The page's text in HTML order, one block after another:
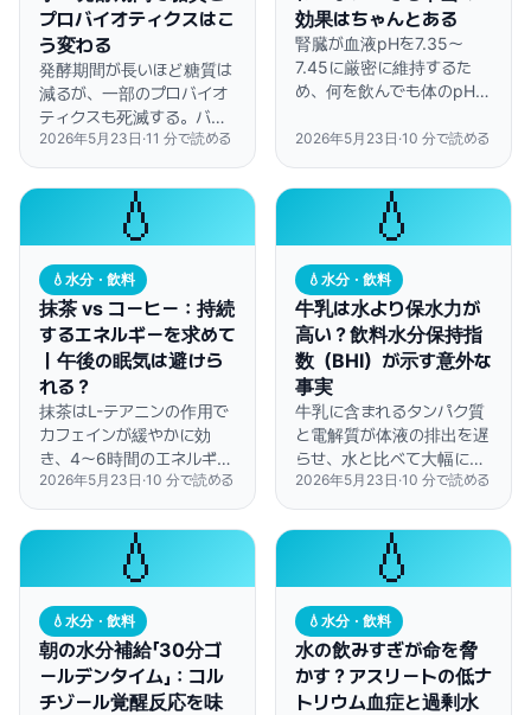
プロバイオティクスはこ
う変わる
発酵期間が長いほど糖質は
減るが、一部のプロバイオ
ティクスも死滅する。バラ
ンスの取れた効果を得るな
ら10〜14日がベスト。
2026年5月23日 ·11 分で読める
効果はちゃんとある
腎臓が血液pHを7.35〜
7.45に厳密に維持するた
め、何を飲んでも体のpHは
ン水には、ビタミンC吸収
結石予防など、科学的に裏
付けられた効果がありま
2026年5月23日 ·10 分で読める
💧
💧 水分・飲料
抹茶 vs コーヒー：持続
するエネルギーを求めて
｜午後の眠気は避けら
れる？
抹茶はL-テアニンの作用で
カフェインが緩やかに効
き、4〜6時間のエネルギー
持続を実現。コーヒーの
2〜3時間のピーク型と比較
して、水分補給効果はほぼ
2026年5月23日 ·10 分で読める
💧
💧 水分・飲料
牛乳は水より保水力が
高い？飲料水分保持指
数（BHI）が示す意外な
事実
牛乳に含まれるタンパク質
と電解質が体液の排出を遅
らせ、水と比べて大幅に長
い時間、体内の水分を維持
できることが研究で明らか
になっています。
2026年5月23日 ·10 分で読める
💧
💧 水分・飲料
朝の水分補給「30分ゴ
ールデンタイム」：コル
チゾール覚醒反応を味
💧
💧 水分・飲料
水の飲みすぎが命を脅
かす？アスリートの低ナ
トリウム血症と過剰水